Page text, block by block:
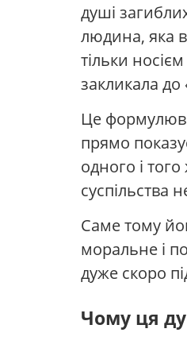
душі
людина, яка
тільки
закликала до
Це
прямо
одного і
суспільства
Саме тому
моральне і
дуже скоро
Чому ця